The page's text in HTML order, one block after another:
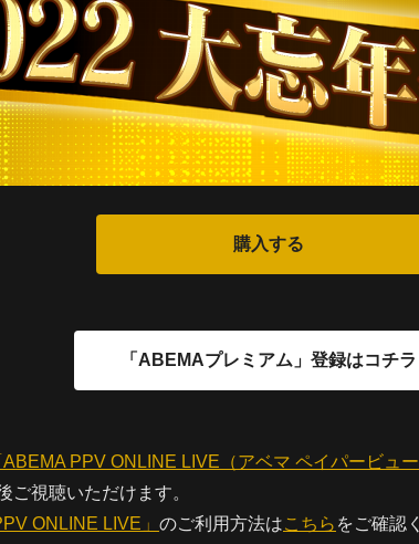
ABEMA PPV ONLINE LIVE（アベマ ペイパービュ
ご視聴いただけます。
ONLINE LIVE」 のご利用方法はこちら をご確認